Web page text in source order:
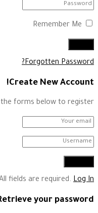
Remember Me
Forgotten Password?
Create New Account!
the forms below to register
fields are required. Log In
your password